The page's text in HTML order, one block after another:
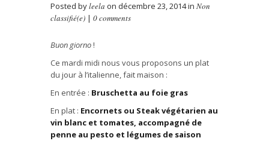
Posted byleela on décembre 23, 2014 in Non
classifié(e) | 0 comments
Buon giorno!
Ce mardi midi nous vous proposons un plat
du jour à l’italienne, fait maison :
En entrée : Bruschetta au foie gras
En plat : Encornets ou Steak végétarien au
vin blanc et tomates, accompagné de
penne au pesto et légumes de saison